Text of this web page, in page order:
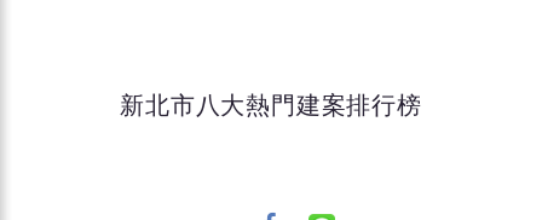
新北市八大熱門建案排行榜